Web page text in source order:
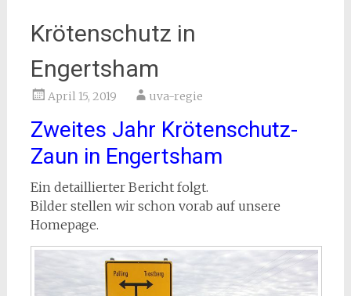
Krötenschutz in
Engertsham
April 15, 2019 uva-regie
Zweites Jahr Krötenschutz-
Zaun in Engertsham
Ein detaillierter Bericht folgt.
Bilder stellen wir schon vorab auf unsere
Homepage.